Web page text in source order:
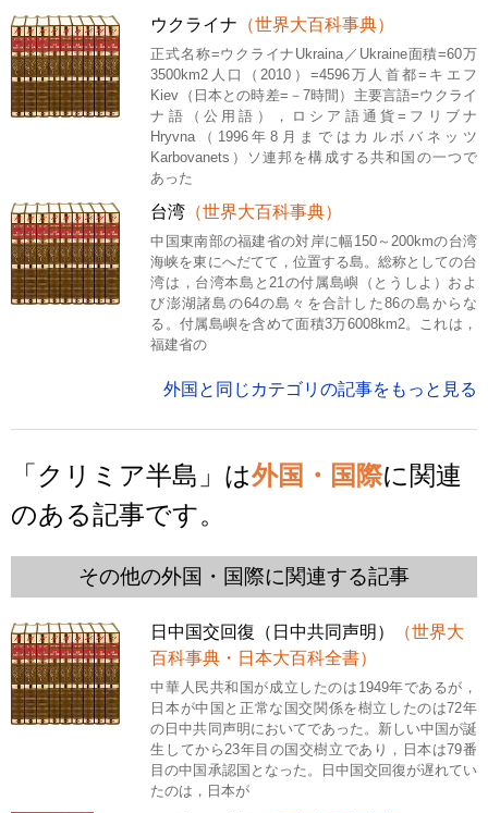
ウクライナ （世界大百科事典）
正式名称=ウクライナUkraina／Ukraine面積=60万
3500km2人口（2010）=4596万人首都=キエフ
Kiev（日本との時差=－7時間）主要言語=ウクライ
ナ語（公用語），ロシア語通貨=フリブナ
Hryvna（1996年8月まではカルボバネッツ
Karbovanets）ソ連邦を構成する共和国の一つで
あった
台湾 （世界大百科事典）
中国東南部の福建省の対岸に幅150～200kmの台湾
海峡を東にへだてて，位置する島。総称としての台
湾は，台湾本島と21の付属島嶼（とうしよ）およ
び澎湖諸島の64の島々を合計した86の島からな
る。付属島嶼を含めて面積3万6008km2。これは，
福建省の
外国と同じカテゴリの記事をもっと見る
「クリミア半島」は外国・国際に関連
のある記事です。
その他の外国・国際に関連する記事
日中国交回復（日中共同声明）
（世界大
百科事典・日本大百科全書）
中華人民共和国が成立したのは1949年であるが，
日本が中国と正常な国交関係を樹立したのは72年
の日中共同声明においてであった。新しい中国が誕
生してから23年目の国交樹立であり，日本は79番
目の中国承認国となった。日中国交回復が遅れてい
たのは，日本が